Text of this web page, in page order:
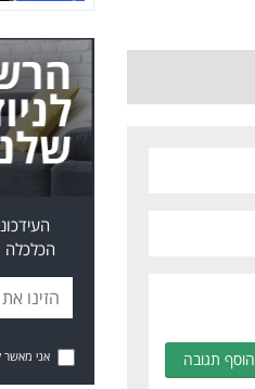
הוסף תגובה
הכלכלה
אני מאשר